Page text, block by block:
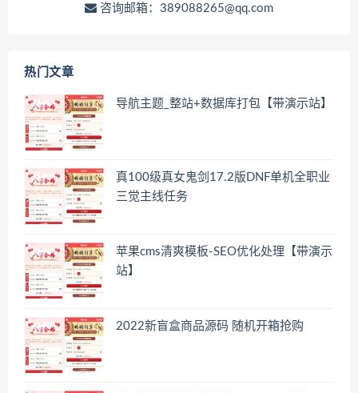
咨询邮箱：389088265@qq.com
热门文章
导航主题_整站+数据库打包【带演示站】
真100级真女鬼剑17.2版DNF单机全职业
三觉主线任务
苹果cms清爽模板-SEO优化处理【带演示
站】
2022新盲盒商品源码 随机开箱抢购